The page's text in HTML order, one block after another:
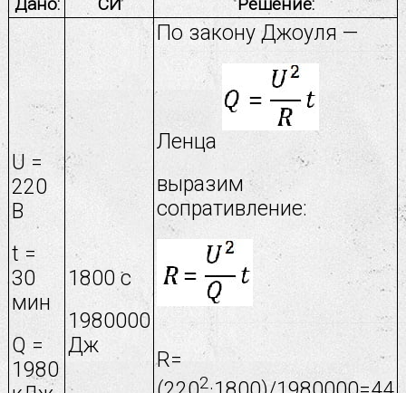
U =
220
В
t =
30
мин
Q =
1980
1800 с
1980000
Дж
По закону Джоуля —
Ленца
выразим
сопративление:
R=
2